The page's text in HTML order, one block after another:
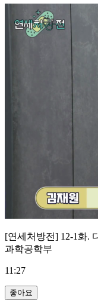
[연세처방전] 12-1화.
과학공학부
11:27
좋아요